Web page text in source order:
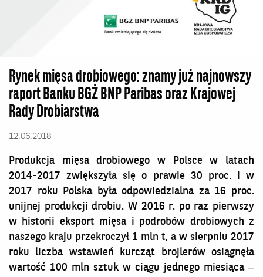
Rynek mięsa drobiowego: znamy już najnowszy
raport Banku BGŻ BNP Paribas oraz Krajowej
Rady Drobiarstwa
12.06.2018
Produkcja mięsa drobiowego w Polsce w latach
2014-2017 zwiększyła się o prawie 30 proc. i w
2017 roku Polska była odpowiedzialna za 16 proc.
unijnej produkcji drobiu. W 2016 r. po raz pierwszy
w historii eksport mięsa i podrobów drobiowych z
naszego kraju przekroczył 1 mln t, a w sierpniu 2017
roku liczba wstawień kurcząt brojlerów osiągnęła
wartość 100 mln sztuk w ciągu jednego miesiąca –